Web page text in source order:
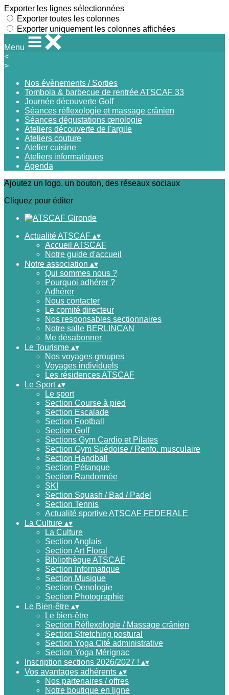
Exporter les lignes sélectionnées
Exporter toutes les colonnes
Exporter uniquement les colonnes affichées
Menu
<
>
Nos évènements / Sorties
Tombola & barbecue de rentrée ATSCAF 33
Journée découverte Golf
Séances réflexologie et massage crânien
Séances dégustations œnologie
Ateliers découverte de l'argile
Ateliers couture
Atelier cuisine
Ateliers informatiques
Agenda
Ajoutez un logo, un bouton, des réseaux sociaux
Cliquez pour éditer
Actualité ATSCAF ▴▾
Accueil ATSCAF
Notre guide d'accueil
Notre association ▴▾
Qui sommes nous ?
Pourquoi adhérer ?
Adhérer
Nous contacter
Le comité directeur
Nos responsables sectionnaires
Notre salle BERLINCAN
Me désabonner
Le Tourisme ▴▾
Nos voyages groupes
Voyages individuels
Les résidences ATSCAF
Le Sport▴▾
Le sport
Section Course à pied
Section Escalade
Section Football
Section Golf
Sections Gym Cardio et Pilates
Section Gym Suédoise / Renfo. musculaire
Section Handball
Section Pétanque
Section Randonnée
SKI
Section Squash / Bad / Padel
Section Tennis
Actualité sportive ATSCAF FEDERALE
La Culture ▴▾
La Culture
Section Anglais
Section Art Floral
Bibliothèque ATSCAF
Section Informatique
Section Musique
Section Oenologie
Section Photographie
Le Bien-être ▴▾
Le bien-être
Section Réflexologie / Massage crânien
Section Stretching postural
Section Yoga Cité administrative
Section Yoga Mérignac
Inscription sections 2026/2027 ! ▴▾
Vos avantages adhérents ▴▾
Nos partenaires / offres
Notre boutique en ligne